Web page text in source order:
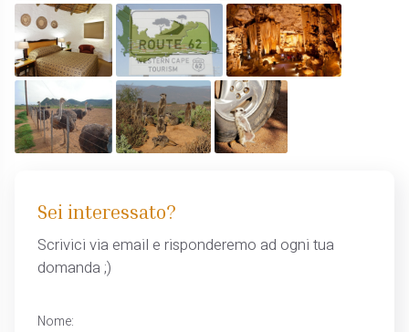
Sei interessato?
Scrivici via email e risponderemo ad ogni tua
domanda ;)
Nome: